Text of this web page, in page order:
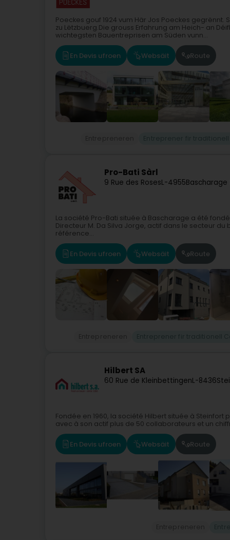
Poeckes gouf 1924 vum Här Jos Poeckes gegrënnt.
zu Lëtzbuerg.Die grouss Erfahrung am Heich- an
wichtegsten Bauentreprisen am Süden vunn...
En Devis ufroen Websäit Route
Pro-Bati Sàrl
9 Rue des RosesL-4955
La société Pro-Bati située à Bascharage a été
Directeur M. Da Silva Jorge, actif dans le secteur
référence...
En Devis ufroen Websäit Route
Hilbert SA
60 Rue de KleinbettingenL-8436
Fondée en 1960, la société Hilbert située à
avec à son actif plus de 50 collaborateurs et un
En Devis ufroen Websäit Route